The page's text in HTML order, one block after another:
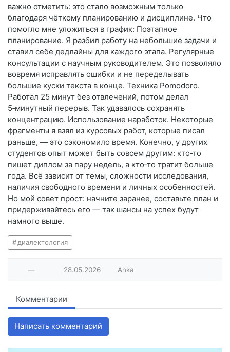
важно отметить: это стало возможным только
благодаря чёткому планированию и дисциплине. Что
помогло мне уложиться в график: Поэтапное
планирование. Я разбил работу на небольшие задачи и
ставил себе дедлайны для каждого этапа. Регулярные
консультации с научным руководителем. Это позволяло
вовремя исправлять ошибки и не переделывать
большие куски текста в конце. Техника Pomodoro.
Работал 25 минут без отвлечений, потом делал
5‑минутный перерыв. Так удавалось сохранять
концентрацию. Использование наработок. Некоторые
фрагменты я взял из курсовых работ, которые писал
раньше, — это сэкономило время. Конечно, у других
студентов опыт может быть совсем другим: кто‑то
пишет диплом за пару недель, а кто‑то тратит больше
года. Всё зависит от темы, сложности исследования,
наличия свободного времени и личных особенностей.
Но мой совет прост: начните заранее, составьте план и
придерживайтесь его — так шансы на успех будут
намного выше.
диалектология
— 28.05.2026 Anka
Комментарии
Написать комментарий